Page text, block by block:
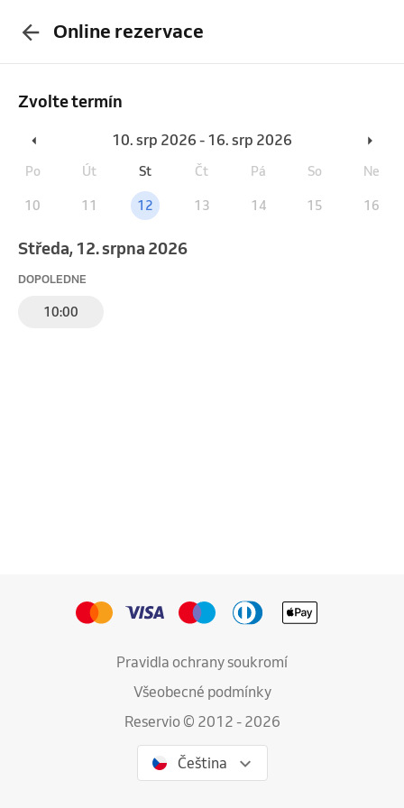
Online rezervace
Zvolte termín
10. srp 2026 - 16. srp 2026
Po Út St Čt Pá So Ne
10 11 12 13 14 15 16
středa, 12. srpna 2026
DOPOLEDNE
10:00
Pravidla ochrany soukromí
Všeobecné podmínky
Reservio © 2012 - 2026
Čeština